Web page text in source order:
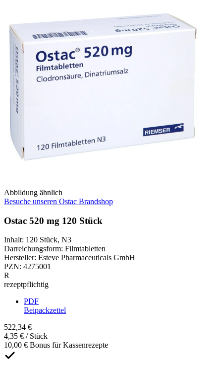
Abbildung ähnlich
Besuche unseren Ostac Brandshop
Ostac 520 mg 120 Stück
Inhalt: 120 Stück, N3
Darreichungsform: Filmtabletten
Hersteller: Esteve Pharmaceuticals GmbH
PZN: 4275001
R
rezeptpflichtig
PDF
Beipackzettel
522,34 €
4,35 € / Stück
10,00 € Bonus für Kassenrezepte